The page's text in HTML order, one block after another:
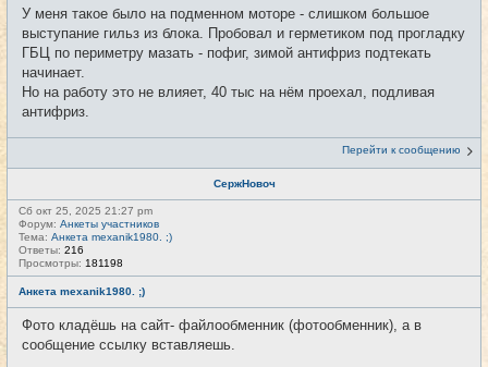
У меня такое было на подменном моторе - слишком большое
выступание гильз из блока. Пробовал и герметиком под прогладку
ГБЦ по периметру мазать - пофиг, зимой антифриз подтекать
начинает.
Но на работу это не влияет, 40 тыс на нём проехал, подливая
антифриз.
Перейти к сообщению
СержНовоч
Сб окт 25, 2025 21:27 pm
Форум: Анкеты участников
Тема: Анкета mexanik1980. ;)
Ответы: 216
Просмотры: 181198
Анкета mexanik1980. ;)
Фото кладёшь на сайт- файлообменник (фотообменник), а в
сообщение ссылку вставляешь.